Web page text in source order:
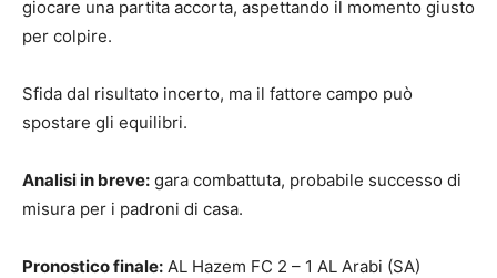
giocare una partita accorta, aspettando il momento giusto
per colpire.
Sfida dal risultato incerto, ma il fattore campo può
spostare gli equilibri.
Analisi in breve: gara combattuta, probabile successo di
misura per i padroni di casa.
Pronostico finale: AL Hazem FC 2 – 1 AL Arabi (SA)